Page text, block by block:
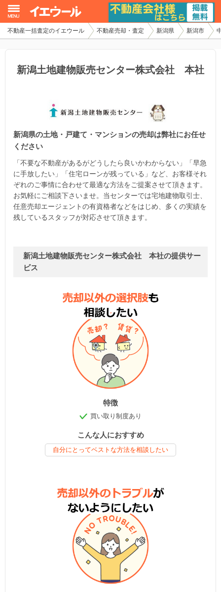
不動産一括査定のイエウール 不動産売却・査定 新潟県 新潟市
新潟土地建物販売センター株式会社 本社
新潟県の土地・戸建て・マンションの売却は弊社にお任せ
ください
「不要な不動産があるがどうしたら良いかわからない」「早急
に手放したい」「住宅ローンが残っている」など、お客様それ
ぞれのご事情に合わせて最適な方法をご提案させて頂きます。
お気軽にご相談下さいませ。当センターでは宅地建物取引士、
任意売却エージェントの有資格者などをはじめ、多くの実績を
残しているスタッフが対応させて頂きます。
新潟土地建物販売センター株式会社 本社の提供サー
ビス
特徴
買い取り制度あり
こんな人におすすめ
自分にとってベストな方法を相談したい
イエウール加盟希望の不動産会社様
不動産の売却・一括査定
家査定シミュレーター
お問い合わせ